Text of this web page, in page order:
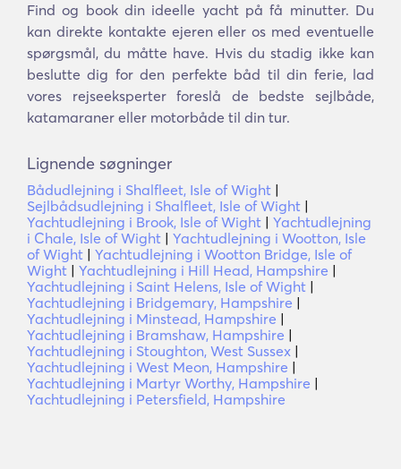
Find og book din ideelle yacht på få minutter. Du
kan direkte kontakte ejeren eller os med eventuelle
spørgsmål, du måtte have. Hvis du stadig ikke kan
beslutte dig for den perfekte båd til din ferie, lad
vores rejseeksperter foreslå de bedste sejlbåde,
katamaraner eller motorbåde til din tur.
Lignende søgninger
Bådudlejning i Shalfleet, Isle of Wight |
Sejlbådsudlejning i Shalfleet, Isle of Wight |
Yachtudlejning i Brook, Isle of Wight | Yachtudlejning
i Chale, Isle of Wight | Yachtudlejning i Wootton, Isle
of Wight | Yachtudlejning i Wootton Bridge, Isle of
Wight | Yachtudlejning i Hill Head, Hampshire |
Yachtudlejning i Saint Helens, Isle of Wight |
Yachtudlejning i Bridgemary, Hampshire |
Yachtudlejning i Minstead, Hampshire |
Yachtudlejning i Bramshaw, Hampshire |
Yachtudlejning i Stoughton, West Sussex |
Yachtudlejning i West Meon, Hampshire |
Yachtudlejning i Martyr Worthy, Hampshire |
Yachtudlejning i Petersfield, Hampshire